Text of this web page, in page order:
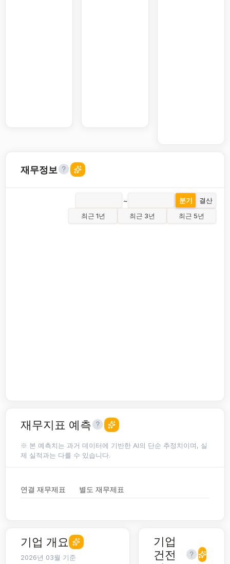
재무정보
~ 분기
결산
최근 1년
최근 3년 최근 5년
재무지표 예측
※ 본 예측치는 과거 데이터에 기반한 AI의 단순 추정치이며, 실
제 실적과는 다를 수 있습니다.
연결 재무제표 별도 재무제표
기업 개요
2026년 03월 기준
기업
건전